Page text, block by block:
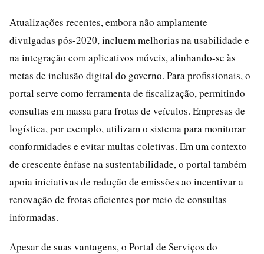
Atualizações recentes, embora não amplamente
divulgadas pós-2020, incluem melhorias na usabilidade e
na integração com aplicativos móveis, alinhando-se às
metas de inclusão digital do governo. Para profissionais, o
portal serve como ferramenta de fiscalização, permitindo
consultas em massa para frotas de veículos. Empresas de
logística, por exemplo, utilizam o sistema para monitorar
conformidades e evitar multas coletivas. Em um contexto
de crescente ênfase na sustentabilidade, o portal também
apoia iniciativas de redução de emissões ao incentivar a
renovação de frotas eficientes por meio de consultas
informadas.
Apesar de suas vantagens, o Portal de Serviços do